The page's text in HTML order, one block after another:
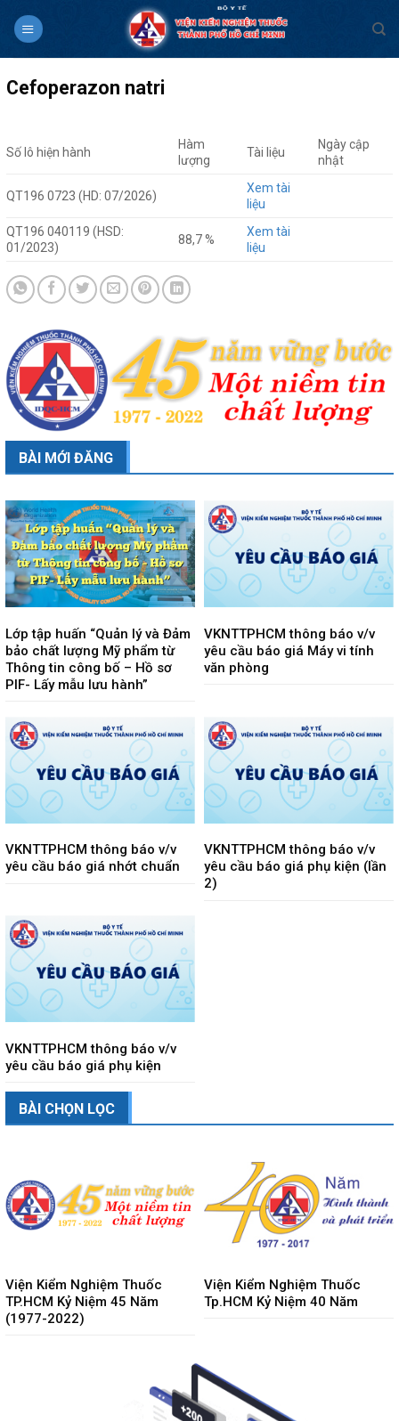
Cefoperazon natri
Số lô hiện hành
Hàm
lượng
Tài liệu
Ngày cập
nhật
QT196 0723 (HD: 07/2026)
Xem tài
liệu
QT196 040119 (HSD:
01/2023)
88,7 %
Xem tài
liệu
BÀI MỚI ĐĂNG
Lớp tập huấn “Quản lý và Đảm
bảo chất lượng Mỹ phẩm từ
Thông tin công bố – Hồ sơ
PIF- Lấy mẫu lưu hành”
VKNTTPHCM thông báo v/v
yêu cầu báo giá Máy vi tính
văn phòng
VKNTTPHCM thông báo v/v
yêu cầu báo giá nhớt chuẩn
VKNTTPHCM thông báo v/v
yêu cầu báo giá phụ kiện (lần
2)
VKNTTPHCM thông báo v/v
yêu cầu báo giá phụ kiện
BÀI CHỌN LỌC
Viện Kiểm Nghiệm Thuốc
TP.HCM Kỷ Niệm 45 Năm
(1977-2022)
Viện Kiểm Nghiệm Thuốc
Tp.HCM Kỷ Niệm 40 Năm